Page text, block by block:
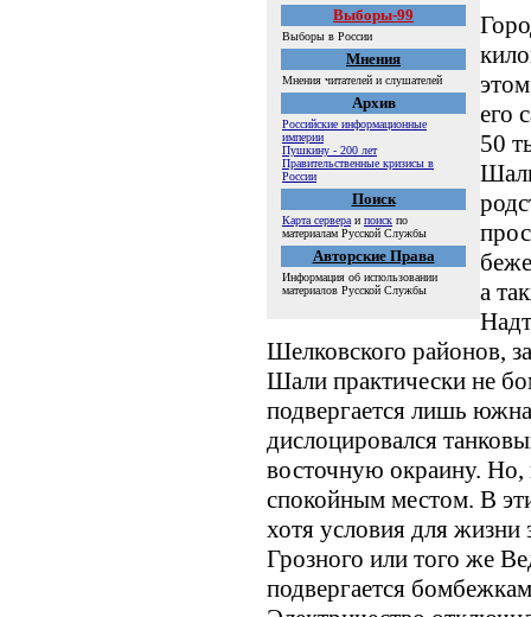
Выборы-99
Выборы в России
Мнения
Мнения читателей и слушателей
Архив
Российские информационные
империи
Пушкину - 200 лет
Правительственные кризисы в
России
Поиск
Карта сервера и поиск по
материалам Русской Службы
Авторские Права
Информация об использовании
материалов Русской Службы
его
50
а
Шелковского районов,
Шали практически не
подвергается лишь
дислоцировался
восточную окраину. Но,
спокойным местом. В
хотя условия для жизни
Грозного или того же
подвергается